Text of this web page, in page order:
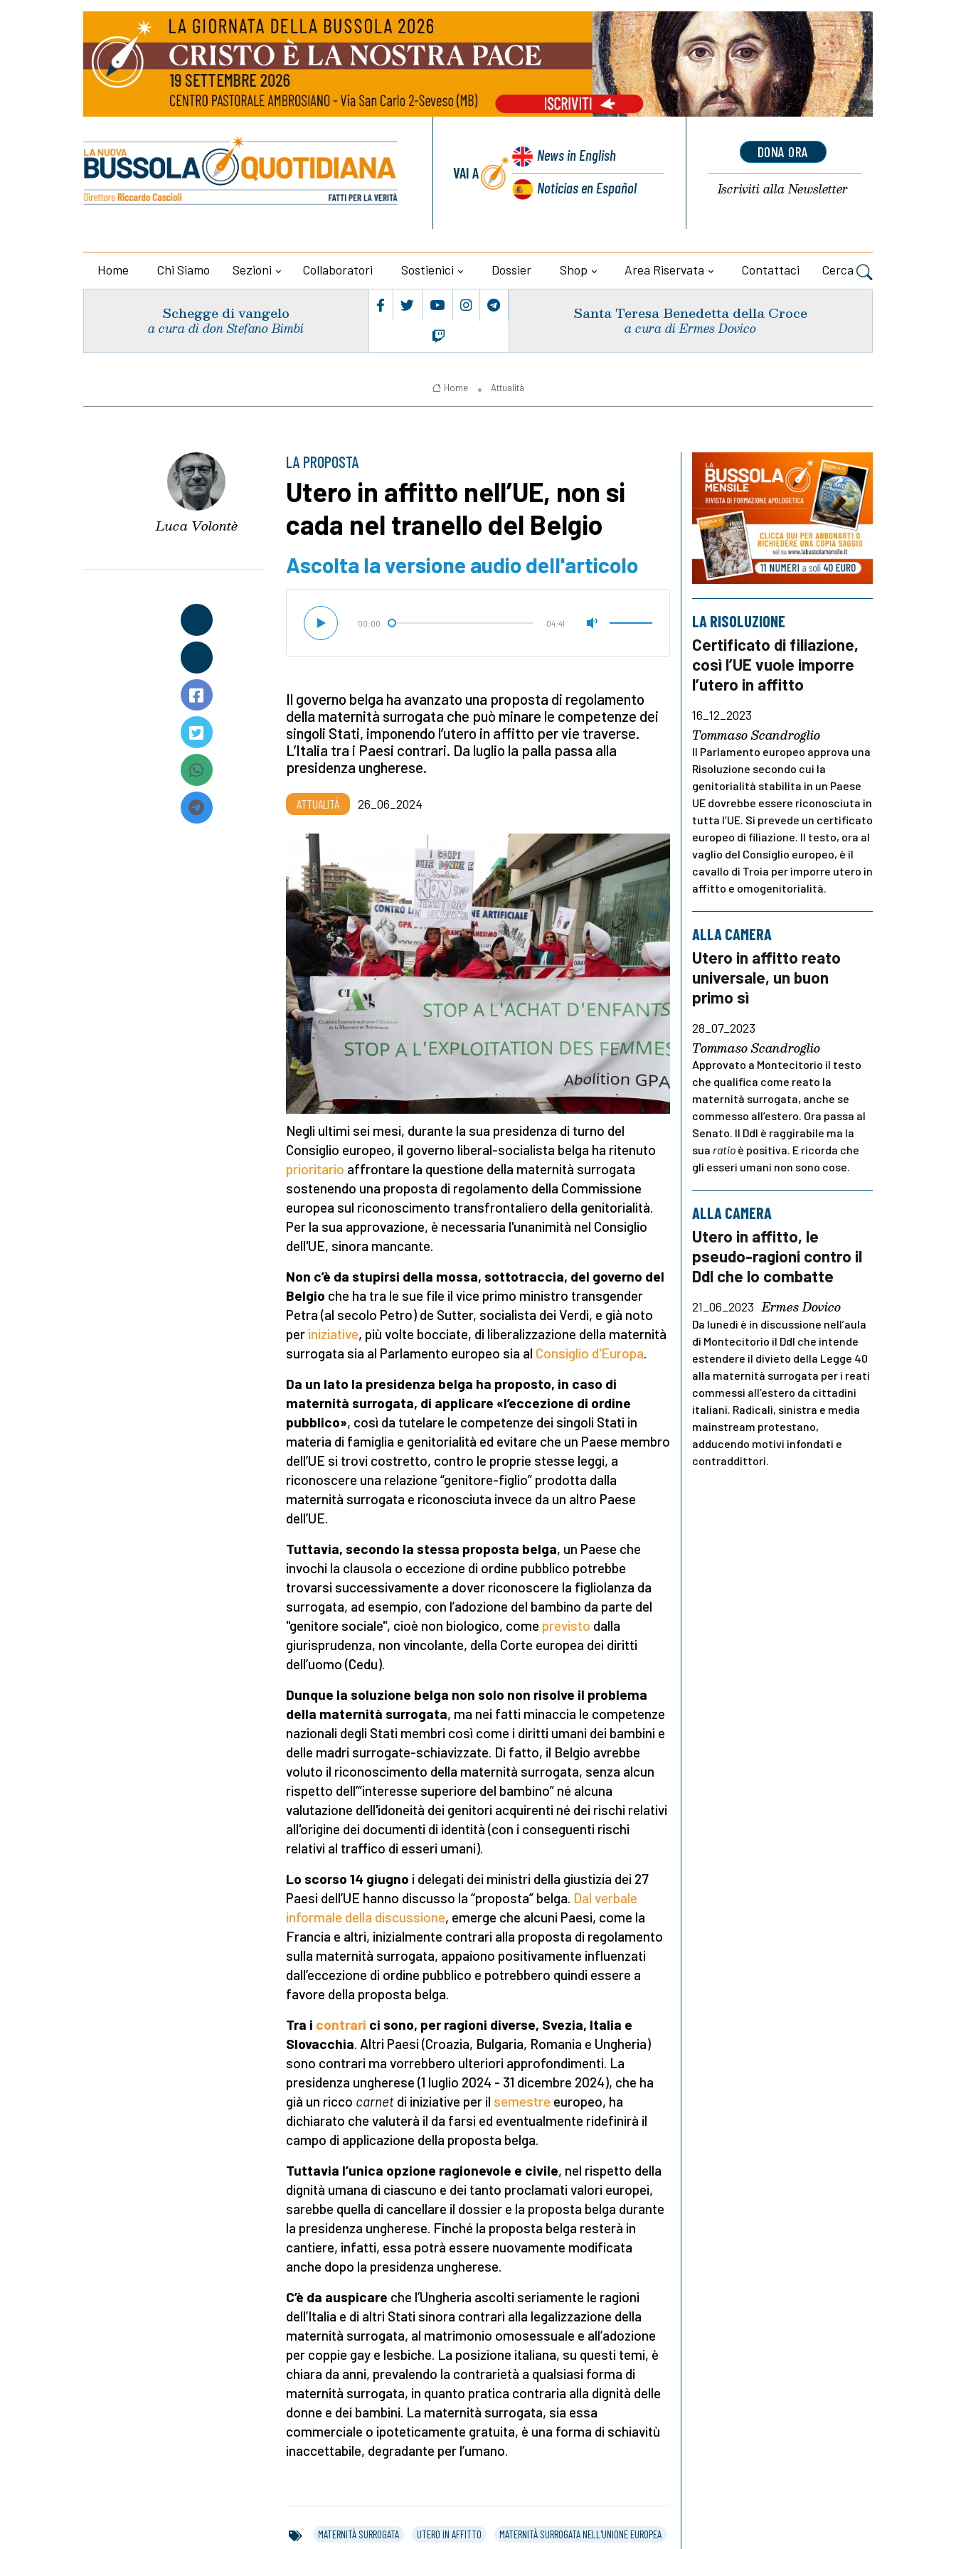
VAI A
Newsin English
Noticiasen Español
DONA ORA
Iscriviti allaNewsletter
Home Chi Siamo Sezioni Collaboratori Sostienici Dossier Shop Area Riservata Contattaci Cerca
Schegge di vangelo
a cura di don Stefano Bimbi
Santa Teresa Benedetta della Croce
a cura di Ermes Dovico
Home Attualità
Luca Volontè
LA PROPOSTA
Utero in affitto nell’UE, non si
cada nel tranello del Belgio
Ascolta la versione audio dell'articolo
00:00 04:41
Il governo belga ha avanzato una proposta di regolamento
della maternità surrogata che può minare le competenze dei
singoli Stati, imponendo l’utero in affitto per vie traverse.
L’Italia tra i Paesi contrari. Da luglio la palla passa alla
presidenza ungherese.
ATTUALITÀ 26_06_2024
Negli ultimi sei mesi, durante la sua presidenza di turno del
Consiglio europeo, il governo liberal-socialista belga ha ritenuto
prioritario affrontare la questione della maternità surrogata
sostenendo una proposta di regolamento della Commissione
europea sul riconoscimento transfrontaliero della genitorialità.
Per la sua approvazione, è necessaria l'unanimità nel Consiglio
dell'UE, sinora mancante.
Non c’è da stupirsi della mossa, sottotraccia, del governo del
Belgio che ha tra le sue file il vice primo ministro transgender
Petra (al secolo Petro) de Sutter, socialista dei Verdi, e già noto
per iniziative, più volte bocciate, di liberalizzazione della maternità
surrogata sia al Parlamento europeo sia al Consiglio d'Europa.
Da un lato la presidenza belga ha proposto, in caso di
maternità surrogata, di applicare «l’eccezione di ordine
pubblico», così da tutelare le competenze dei singoli Stati in
materia di famiglia e genitorialità ed evitare che un Paese membro
dell’UE si trovi costretto, contro le proprie stesse leggi, a
riconoscere una relazione “genitore-figlio” prodotta dalla
maternità surrogata e riconosciuta invece da un altro Paese
dell’UE.
Tuttavia, secondo la stessa proposta belga, un Paese che
invochi la clausola o eccezione di ordine pubblico potrebbe
trovarsi successivamente a dover riconoscere la figliolanza da
surrogata, ad esempio, con l’adozione del bambino da parte del
"genitore sociale", cioè non biologico, come previsto dalla
giurisprudenza, non vincolante, della Corte europea dei diritti
dell’uomo (Cedu).
Dunque la soluzione belga non solo non risolve il problema
della maternità surrogata, ma nei fatti minaccia le competenze
nazionali degli Stati membri così come i diritti umani dei bambini e
delle madri surrogate-schiavizzate. Di fatto, il Belgio avrebbe
voluto il riconoscimento della maternità surrogata, senza alcun
rispetto dell’“interesse superiore del bambino” né alcuna
valutazione dell'idoneità dei genitori acquirenti né dei rischi relativi
all'origine dei documenti di identità (con i conseguenti rischi
relativi al traffico di esseri umani).
Lo scorso 14 giugno i delegati dei ministri della giustizia dei 27
Paesi dell’UE hanno discusso la “proposta” belga. Dal verbale
informale della discussione, emerge che alcuni Paesi, come la
Francia e altri, inizialmente contrari alla proposta di regolamento
sulla maternità surrogata, appaiono positivamente influenzati
dall’eccezione di ordine pubblico e potrebbero quindi essere a
favore della proposta belga.
Tra i contrari ci sono, per ragioni diverse, Svezia, Italia e
Slovacchia. Altri Paesi (Croazia, Bulgaria, Romania e Ungheria)
sono contrari ma vorrebbero ulteriori approfondimenti. La
presidenza ungherese (1 luglio 2024 - 31 dicembre 2024), che ha
già un ricco carnet di iniziative per il semestre europeo, ha
dichiarato che valuterà il da farsi ed eventualmente ridefinirà il
campo di applicazione della proposta belga.
Tuttavia l’unica opzione ragionevole e civile, nel rispetto della
dignità umana di ciascuno e dei tanto proclamati valori europei,
sarebbe quella di cancellare il dossier e la proposta belga durante
la presidenza ungherese. Finché la proposta belga resterà in
cantiere, infatti, essa potrà essere nuovamente modificata
anche dopo la presidenza ungherese.
C’è da auspicare che l’Ungheria ascolti seriamente le ragioni
dell’Italia e di altri Stati sinora contrari alla legalizzazione della
maternità surrogata, al matrimonio omosessuale e all’adozione
per coppie gay e lesbiche. La posizione italiana, su questi temi, è
chiara da anni, prevalendo la contrarietà a qualsiasi forma di
maternità surrogata, in quanto pratica contraria alla dignità delle
donne e dei bambini. La maternità surrogata, sia essa
commerciale o ipoteticamente gratuita, è una forma di schiavitù
inaccettabile, degradante per l’umano.
MATERNITÀ SURROGATA UTERO IN AFFITTO MATERNITÀ SURROGATA NELL'UNIONE EUROPEA
LA RISOLUZIONE
Certificato di filiazione,
così l’UE vuole imporre
l’utero in affitto
16_12_2023
Tommaso Scandroglio
Il Parlamento europeo approva una
Risoluzione secondo cui la
genitorialità stabilita in un Paese
UE dovrebbe essere riconosciuta in
tutta l’UE. Si prevede un certificato
europeo di filiazione. Il testo, ora al
vaglio del Consiglio europeo, è il
cavallo di Troia per imporre utero in
affitto e omogenitorialità.
ALLA CAMERA
Utero in affitto reato
universale, un buon
primo sì
28_07_2023
Tommaso Scandroglio
Approvato a Montecitorio il testo
che qualifica come reato la
maternità surrogata, anche se
commesso all’estero. Ora passa al
Senato. Il Ddl è raggirabile ma la
sua ratio è positiva. E ricorda che
gli esseri umani non sono cose.
ALLA CAMERA
Utero in affitto, le
pseudo-ragioni contro il
Ddl che lo combatte
21_06_2023 Ermes Dovico
Da lunedì è in discussione nell’aula
di Montecitorio il Ddl che intende
estendere il divieto della Legge 40
alla maternità surrogata per i reati
commessi all’estero da cittadini
italiani. Radicali, sinistra e media
mainstream protestano,
adducendo motivi infondati e
contraddittori.